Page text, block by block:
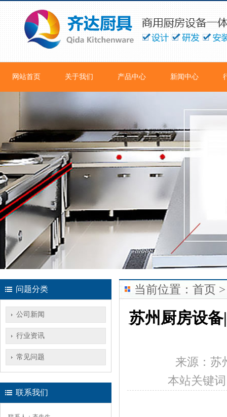
网站首页 关于我们 产品中心 新闻中心
问题分类
公司新闻
行业资讯
常见问题
联系我们
当前位置： 首页
苏州厨房设
来源： 苏
本站关键